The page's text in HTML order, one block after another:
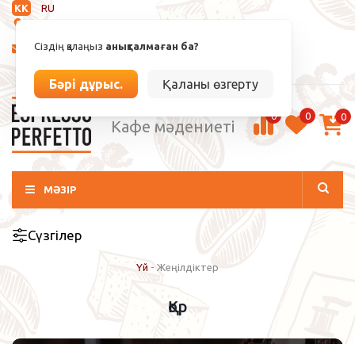
KK
RU
Сіздің қалаңыз анықталмаған ба?
Бәрі дұрыс. Қаланы өзгерту
info@espressoperfetto.kz
Кафе мәдениеті
0 0 0
МӘЗІР
Сүзгілер
Үй - Жеңілдіктер
Қор